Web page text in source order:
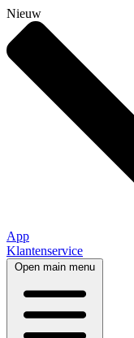
Nieuw
App
Klantenservice
Open main menu